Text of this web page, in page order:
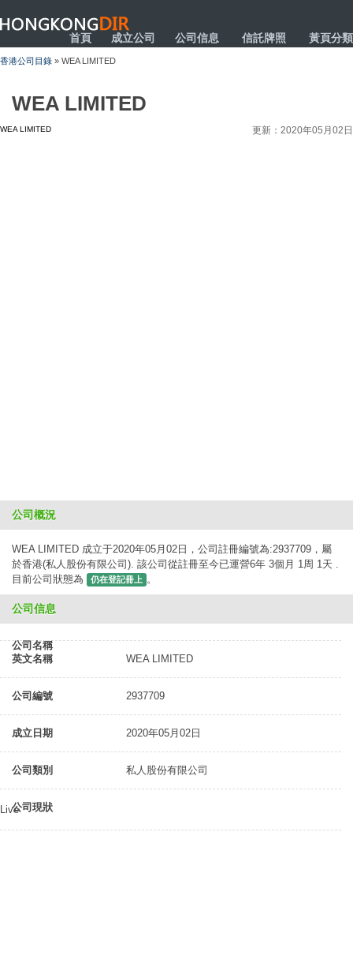
HONGKONGDIR
首頁 成立公司 公司信息 信託牌照 黃頁分類
香港公司目錄 » WEA LIMITED
WEA LIMITED
WEA LIMITED 更新：2020年05月02日
公司概況
WEA LIMITED 成立于2020年05月02日，公司註冊編號為:2937709，屬
於香港(私人股份有限公司). 該公司從註冊至今已運營6年 3個月 1周 1天 .
目前公司狀態為
仍在登記冊上 。
公司信息
公司名稱
英文名稱
WEA LIMITED
公司編號 2937709
成立日期 2020年05月02日
公司類別 私人股份有限公司
公司現狀
Live